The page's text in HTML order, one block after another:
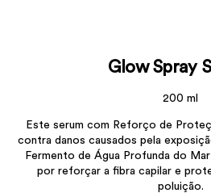
Glow Spray
200 ml
Este serum com Reforço de
contra danos causados pela
Fermento de Água Profunda do
por reforçar a fibra capilar e
poluição.